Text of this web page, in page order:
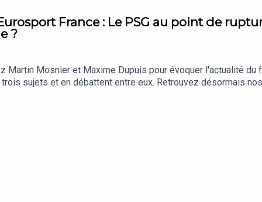
France : Le PSG au point de
?
Martin Mosnier et Maxime Dupuis pour évoquer l'actualité du
sujets et en débattent entre eux. Retrouvez désormais
Yd1dDc&t=221sA bientôt !